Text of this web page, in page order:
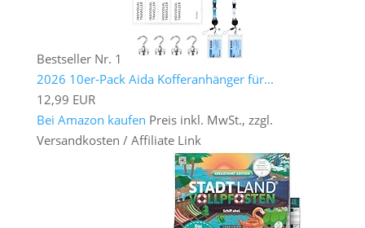
Bestseller Nr. 1
2026 10er-Pack Aida Kofferanhänger für...
12,99 EUR
Bei Amazon kaufen Preis inkl. MwSt., zzgl.
Versandkosten / Affiliate Link